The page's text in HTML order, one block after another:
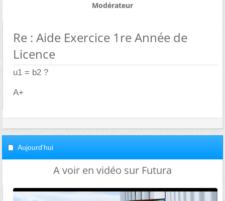
Modérateur
Re : Aide Exercice 1re Année de
Licence
u1 = b2 ?
A+
Aujourd'hui
A voir en vidéo sur Futura